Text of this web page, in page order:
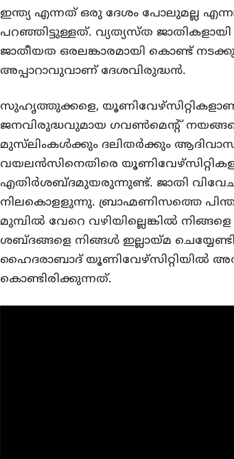
ഇന്ത്യ എന്നത് ഒരു ദേശം പോലുമല്ല
പറഞ്ഞിട്ടുള്ളത്. വ്യത്യസ്ത ജാതികളായി
ജാതീയത ഒരലങ്കാരമായി കൊണ്ട്
അപ്പാറാവുവാണ് ദേശവിരുദ്ധന്‍.
സുഹൃത്തുക്കളെ, യൂണിവേഴ്‌സിറ്റികളാണ്
ജനവിരുദ്ധവുമായ ഗവണ്‍മെന്റ്
മുസ്‌ലിംകള്‍ക്കും ദലിതര്‍ക്കും
വയലന്‍സിനെതിരെ
എതിര്‍ശബ്ദമുയരുന്നുണ്ട്. ജാതി
നിലകൊളളുന്നു. ബ്രാഹ്മണിസത്തെ
മുമ്പില്‍ വേറെ വഴിയില്ലെങ്കില്‍
ശബ്ദങ്ങളെ നിങ്ങള്‍ ഇല്ലായ്മ
ഹൈദരാബാദ് യൂണിവേഴ്‌സിറ്റിയില്‍
കൊണ്ടിരിക്കുന്നത്.